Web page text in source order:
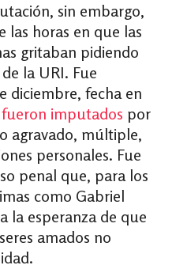
sin embargo,
las horas en que las
gritaban pidiendo
la URI. Fue
diciembre, fecha en
fueron imputados por
agravado, múltiple,
personales. Fue
penal que, para los
como Gabriel
la esperanza de que
amados no